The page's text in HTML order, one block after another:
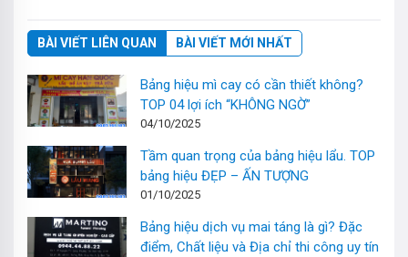
BÀI VIẾT LIÊN QUAN BÀI VIẾT MỚI NHẤT
Bảng hiệu mì cay có cần thiết không?
TOP 04 lợi ích “KHÔNG NGỜ”
04/10/2025
Tầm quan trọng của bảng hiệu lẩu. TOP
bảng hiệu ĐẸP – ẤN TƯỢNG
01/10/2025
Bảng hiệu dịch vụ mai táng là gì? Đặc
điểm, Chất liệu và Địa chỉ thi công uy tín